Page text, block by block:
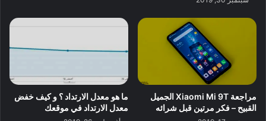
مراجعة Xiaomi Mi 9T الجميل
القبيح – فكر مرتين قبل شرائه
ما هو معدل الارتداد ؟ و كيف خفض
معدل الارتداد في موقعك